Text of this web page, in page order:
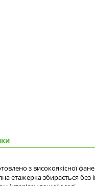
з високоякісної
етажерка збирається